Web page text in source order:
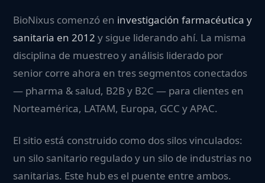
BioNixus comenzó en investigación farmacéutica y
sanitaria en 2012 y sigue liderando ahí. La misma
disciplina de muestreo y análisis liderado por
senior corre ahora en tres segmentos conectados
— pharma & salud, B2B y B2C — para clientes en
Norteamérica, LATAM, Europa, GCC y APAC.
El sitio está construido como dos silos vinculados:
un silo sanitario regulado y un silo de industrias no
sanitarias. Este hub es el puente entre ambos.